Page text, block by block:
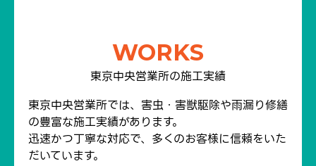
WORKS
東京中央営業所の施工実績
東京中央営業所では、害虫・害獣駆除や雨漏り修繕
の豊富な施工実績があります。
迅速かつ丁寧な対応で、多くのお客様に信頼をいた
だいています。